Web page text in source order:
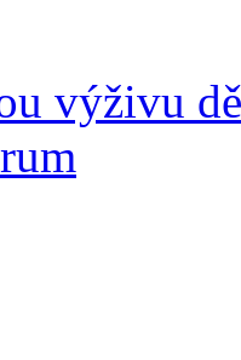
výživu